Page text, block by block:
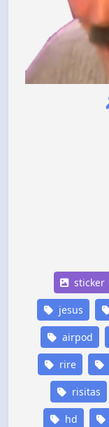
sticker
jesus
airpod
rire
risitas
hd